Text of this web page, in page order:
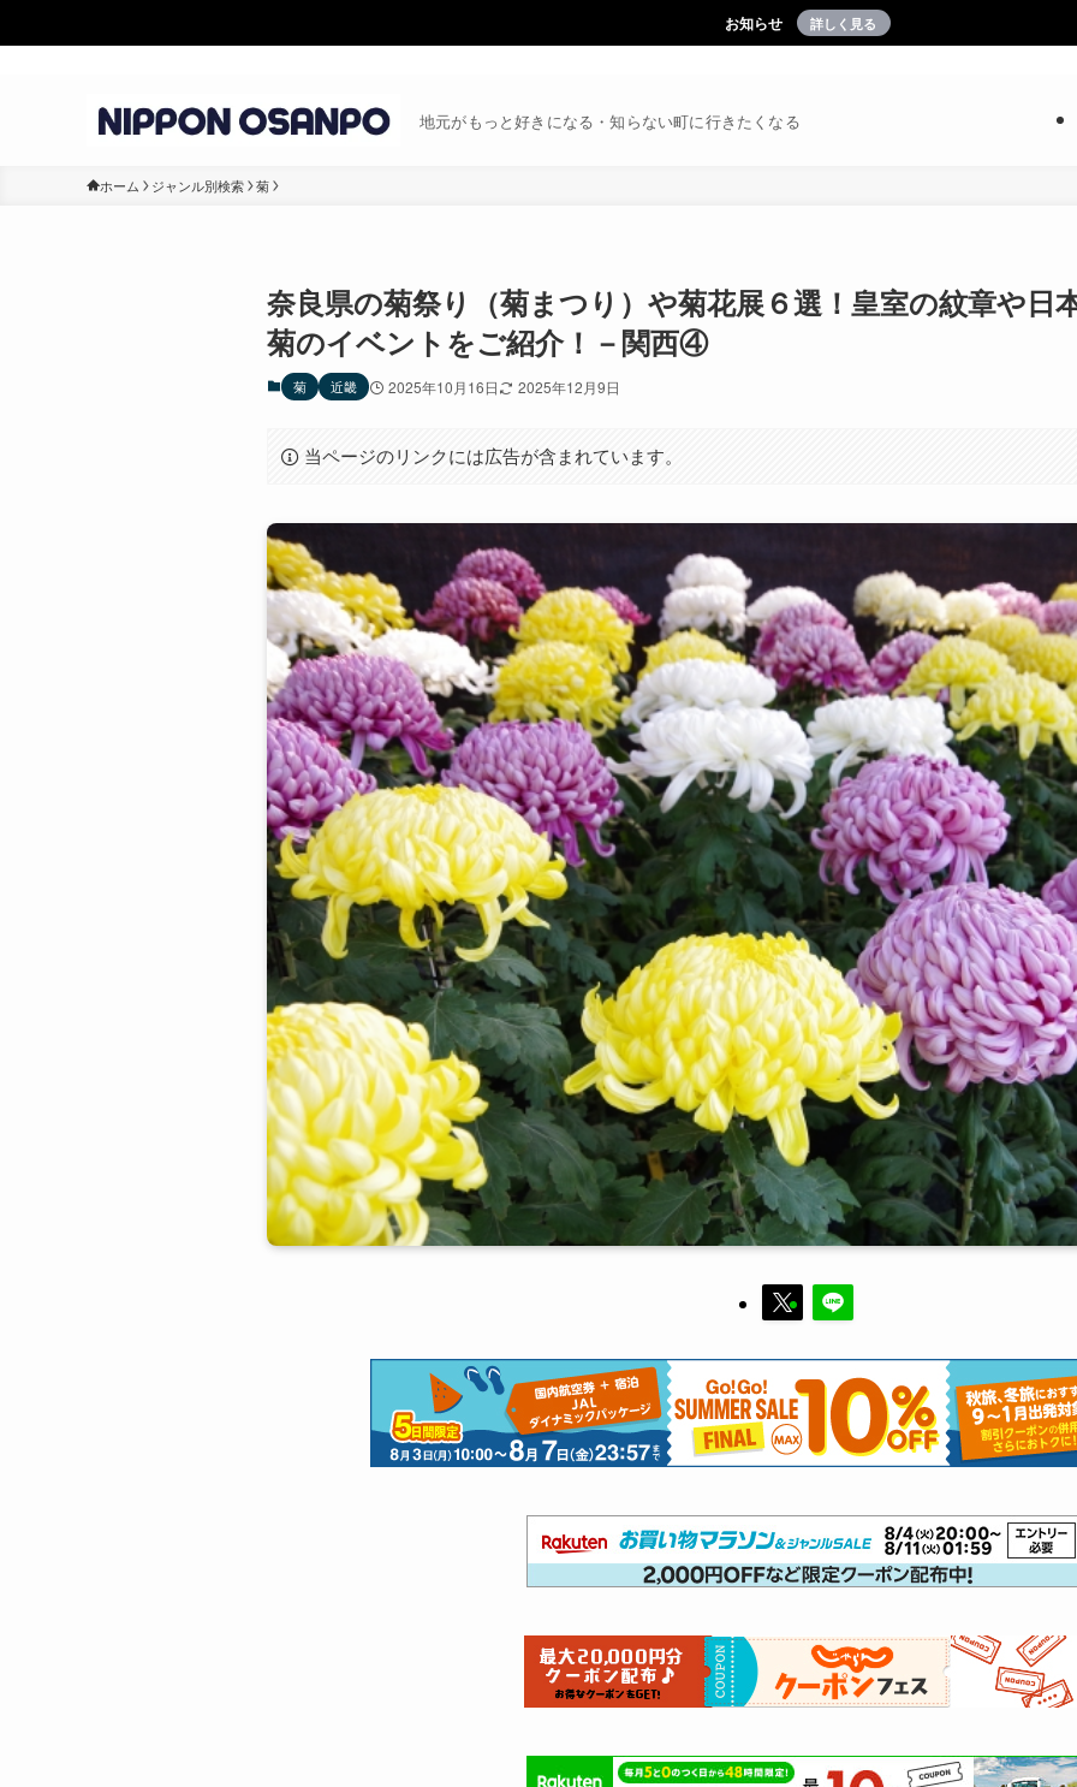
お知らせ 詳しく見る
地元がもっと好きになる・知らない町に行きたくなる
ホーム ジャンル別検索 菊
奈良県の菊祭り（菊まつり）や菊花展６選！皇室の紋章や日
菊のイベントをご紹介！－関西④
菊 近畿 2025年10月16日 2025年12月9日
当ページのリンクには広告が含まれています。